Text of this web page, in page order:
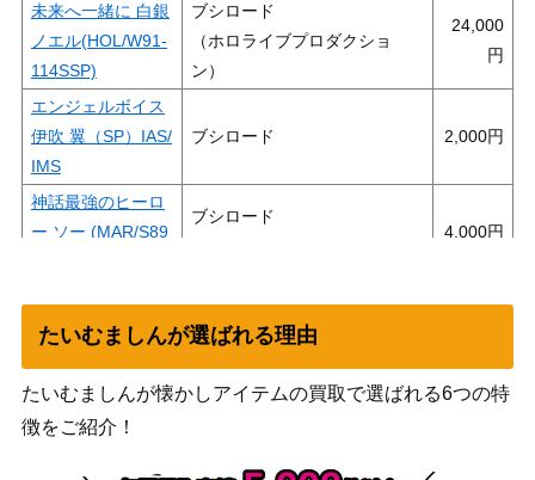
未来へ一緒に 白銀
ノエル(HOL/W91-
114SSP)
ブシロード
（ホロライブプロダクショ
ン）
24,000
エンジェルボイス
伊吹 翼（SP）IAS/
IMS
ブシロード 2,000
神話最強のヒーロ
ー ソー (MAR/S89
ブシロード
4,000
木田 花丸【SIS/W
（ラブライブ！スクールアイ
アルティメットマ
ーメイド 有栖川夏
ブシロード
ーカラーズ）
たいむましんが選ばれる理由
たいむましんが懐かしアイテムの買取で選ばれる6つの特
徴をご紹介！